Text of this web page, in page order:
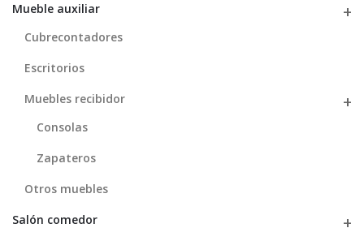
Mueble auxiliar
Cubrecontadores
Escritorios
Muebles recibidor
Consolas
Zapateros
Otros muebles
Salón comedor